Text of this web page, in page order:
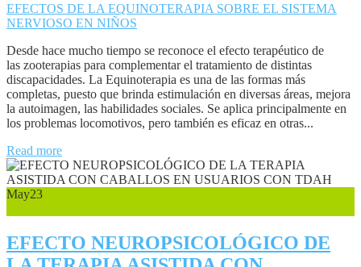
EFECTOS DE LA EQUINOTERAPIA SOBRE EL SISTEMA
NERVIOSO EN NIÑOS
Desde hace mucho tiempo se reconoce el efecto terapéutico de
las zooterapias para complementar el tratamiento de distintas
discapacidades. La Equinoterapia es una de las formas más
completas, puesto que brinda estimulación en diversas áreas, mejora
la autoimagen, las habilidades sociales. Se aplica principalmente en
los problemas locomotivos, pero también es eficaz en otras...
Read more
May23
EFECTO NEUROPSICOLÓGICO DE